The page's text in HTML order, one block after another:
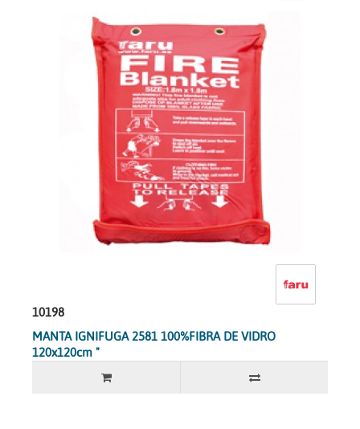
10198
MANTA IGNIFUGA 2581 100%FIBRA DE VIDRO
120x120cm "